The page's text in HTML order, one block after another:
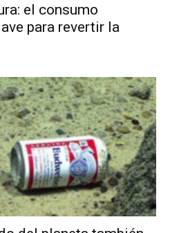
el consumo
para revertir la